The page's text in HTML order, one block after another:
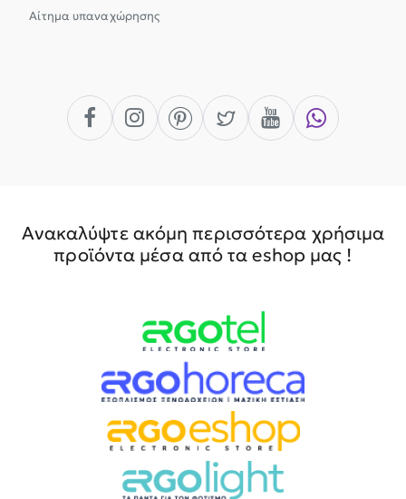
Αίτημα υπαναχώρησης
Ανακαλύψτε ακόμη περισσότερα χρήσιμα
προϊόντα μέσα από τα eshop μας !